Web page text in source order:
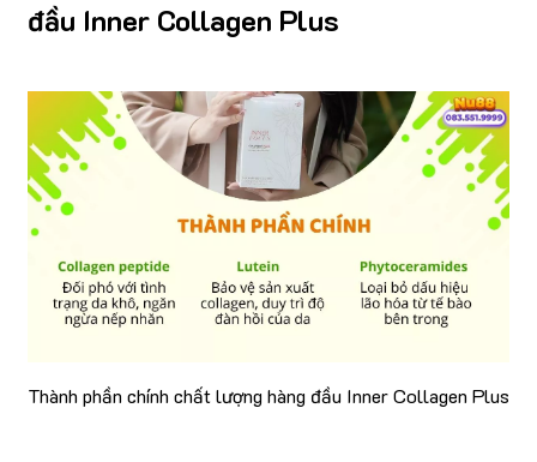
đầu Inner Collagen Plus
Thành phần chính chất lượng hàng đầu Inner Collagen Plus